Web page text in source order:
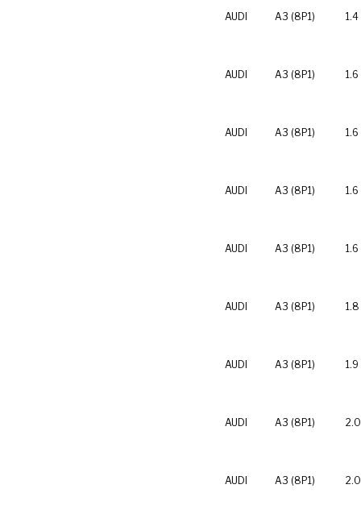
AUDI A3 (8P1) 1.4
AUDI A3 (8P1) 1.6
AUDI A3 (8P1)
AUDI A3 (8P1) 1.6
AUDI A3 (8P1) 1.6
AUDI A3 (8P1) 1.8
AUDI A3 (8P1) 1.9
AUDI A3 (8P1)
AUDI A3 (8P1)